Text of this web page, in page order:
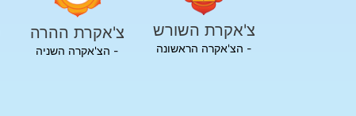
צ'אקרת השורש
- הצ'אקרה הראשונה
צ'אקרת ההרה
- הצ'אקרה השניה